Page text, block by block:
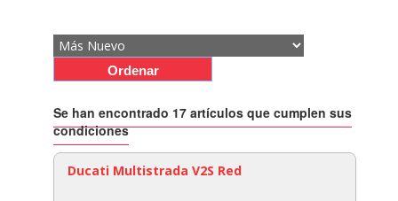
Se han encontrado 17 artículos que cumplen sus
condiciones
Ducati Multistrada V2S Red